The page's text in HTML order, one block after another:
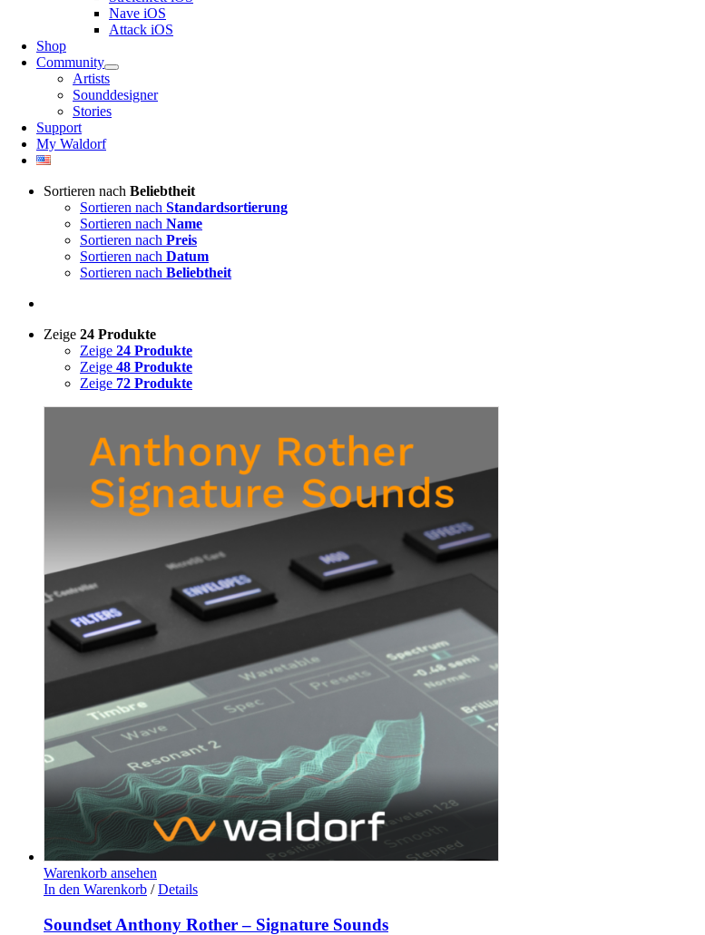
Nave iOS
Attack iOS
Shop
Community
Artists
Sounddesigner
Stories
Support
My Waldorf
Sortieren nach Beliebtheit
Sortieren nach Standardsortierung
Sortieren nach Name
Sortieren nach Preis
Sortieren nach Datum
Sortieren nach Beliebtheit
Zeige 24 Produkte
Zeige 24 Produkte
Zeige 48 Produkte
Zeige 72 Produkte
Warenkorb ansehen
In den Warenkorb / Details
Soundset Anthony Rother – Signature Sounds